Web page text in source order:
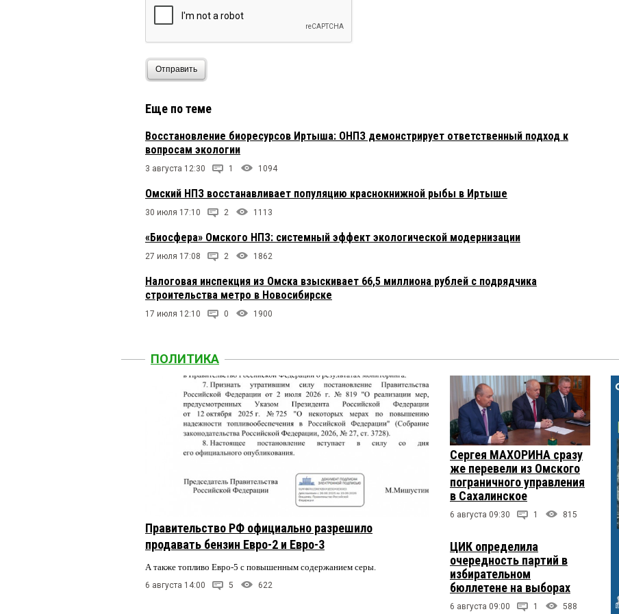
Уроды у власти. Все врут народу.
Отправить
Еще по теме
Восстановление биоресурсов Иртыша: ОНПЗ демонстрирует ответственный подход к
вопросам экологии
3 августа 12:30 1 1094
Омский НПЗ восстанавливает популяцию краснокнижной рыбы в Иртыше
30 июля 17:10 2 1113
«Биосфера» Омского НПЗ: системный эффект экологической модернизации
27 июля 17:08 2 1862
Налоговая инспекция из Омска взыскивает 66,5 миллиона рублей с подрядчика
строительства метро в Новосибирске
17 июля 12:10 0 1900
ПОЛИТИКА
Правительство РФ официально разрешило
продавать бензин Евро-2 и Евро-3
А также топливо Евро-5 с повышенным содержанием серы.
6 августа 14:00 5 622
Сергея МАХОРИНА сразу
же перевели из Омского
пограничного управления
в Сахалинское
6 августа 09:30 1 815
ЦИК определила
очередность партий в
избирательном
бюллетене на выборах
6 августа 09:00 1 588